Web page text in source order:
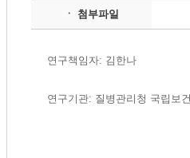
ㆍ 첨부파일
연구책임자: 김한나
연구기관: 질병관리청 국립보